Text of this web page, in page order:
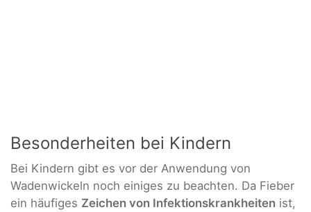
Besonderheiten bei Kindern
Bei Kindern gibt es vor der Anwendung von
Wadenwickeln noch einiges zu beachten. Da Fieber
ein häufiges Zeichen von Infektionskrankheiten ist,